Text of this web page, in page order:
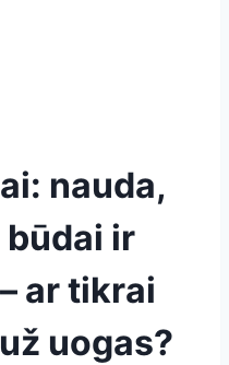
nauda,
ir
ar tikrai
uogas?